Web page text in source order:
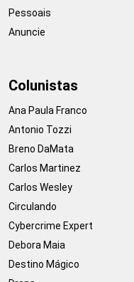
Pessoais
Anuncie
Colunistas
Ana Paula Franco
Antonio Tozzi
Breno DaMata
Carlos Martinez
Carlos Wesley
Circulando
Cybercrime Expert
Debora Maia
Destino Mágico